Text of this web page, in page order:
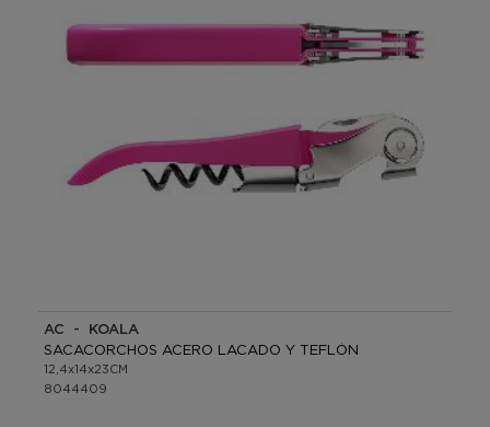
AC - KOALA
SACACORCHOS ACERO LACADO Y TEFLÓN
12,4x14x23CM
8044409